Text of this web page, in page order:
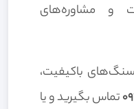
و مشاوره‌های
سنگ‌های باکیفیت،
تماس بگیرید و یا